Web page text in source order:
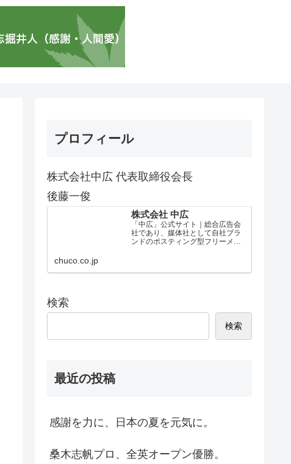
プロフィール
株式会社中広 代表取締役会長
後藤一俊
株式会社 中広
「中広」公式サイト｜総合広告会
社であり、媒体社として自社ブラ
ンドのポスティング型フリーメデ
chuco.co.jp
検索
検索
最近の投稿
感謝を力に、日本の夏を元気に。
桑木志帆プロ、全英オープン優勝。